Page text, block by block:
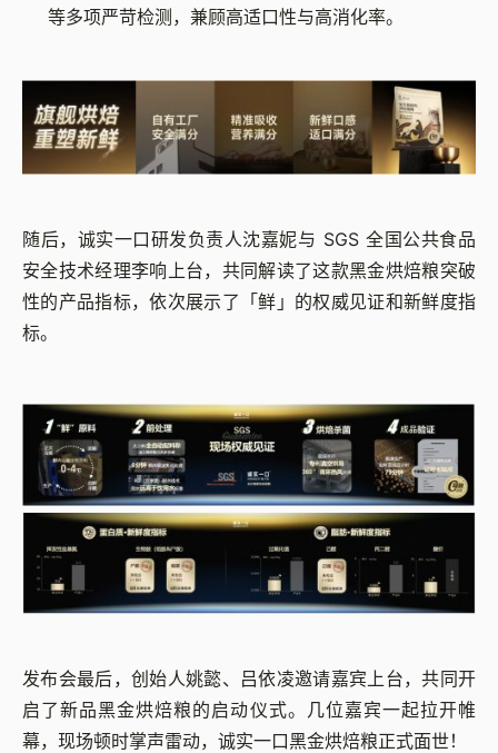
等多项严苛检测，兼顾高适口性与高消化率。
随后，诚实一口研发负责人沈嘉妮与 SGS 全国公共食品
安全技术经理李响上台，共同解读了这款黑金烘焙粮突破
性的产品指标，依次展示了「鲜」的权威见证和新鲜度指
标。
发布会最后，创始人姚懿、吕依凌邀请嘉宾上台，共同开
启了新品黑金烘焙粮的启动仪式。几位嘉宾一起拉开帷
幕，现场顿时掌声雷动，诚实一口黑金烘焙粮正式面世！